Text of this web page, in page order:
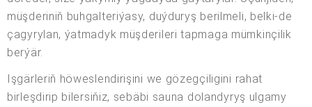
müşderiniň buhgalteriýasy, duýduryş berilmeli, belki-de
çagyrylan, ýatmadyk müşderileri tapmaga mümkinçilik
berýär.
Işgärleriň höweslendirişini we gözegçiligini rahat
birleşdirip bilersiňiz, sebäbi sauna dolandyryş ulgamy